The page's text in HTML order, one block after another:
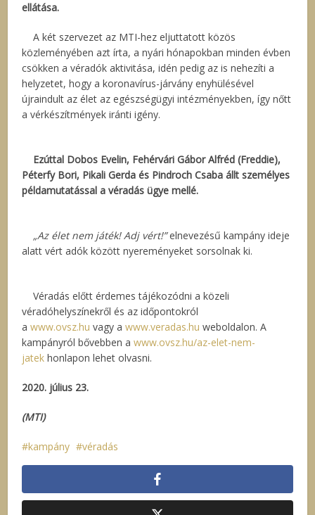
ellátása.
A két szervezet az MTI-hez eljuttatott közös
közleményében azt írta, a nyári hónapokban minden évben
csökken a véradók aktivitása, idén pedig az is nehezíti a
helyzetet, hogy a koronavírus-járvány enyhülésével
újraindult az élet az egészségügyi intézményekben, így nőtt
a vérkészítmények iránti igény.
Ezúttal Dobos Evelin, Fehérvári Gábor Alfréd (Freddie),
Péterfy Bori, Pikali Gerda és Pindroch Csaba állt személyes
példamutatással a véradás ügye mellé.
„Az élet nem játék! Adj vért!”elnevezésű kampány ideje
alatt vért adók között nyereményeket sorsolnak ki.
Véradás előtt érdemes tájékozódni a közeli
véradóhelyszínekről és az időpontokról
awww.ovsz.hu vagy awww.veradas.hu weboldalon. A
kampányról bővebben awww.ovsz.hu/az-elet-nem-
jatek honlapon lehet olvasni.
2020. július 23.
(MTI)
kampány véradás